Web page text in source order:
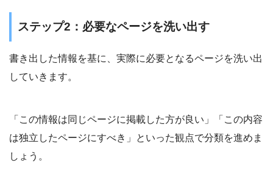
ステップ2：必要なページを洗い出す
書き出した情報を基に、実際に必要となるページを洗い出
していきます。
「この情報は同じページに掲載した方が良い」「この内容
は独立したページにすべき」といった観点で分類を進めま
しょう。